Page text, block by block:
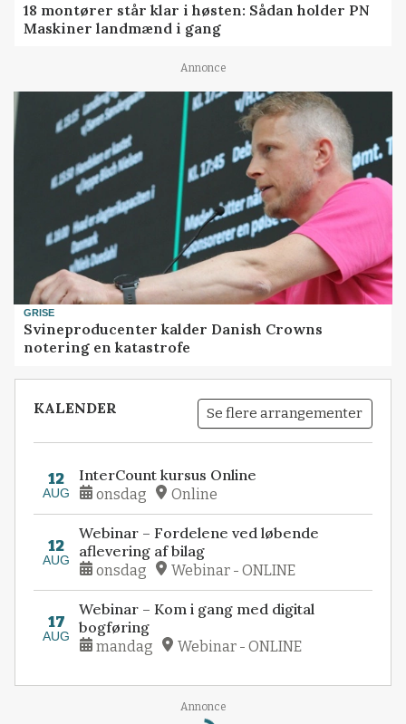
18 montører står klar i høsten: Sådan holder PN
Maskiner landmænd i gang
Annonce
GRISE
Svineproducenter kalder Danish Crowns
notering en katastrofe
KALENDER Se flere arrangementer
12
AUG
InterCount kursus Online
onsdag Online
12
AUG
Webinar – Fordelene ved løbende
aflevering af bilag
onsdag Webinar - ONLINE
17
AUG
Webinar – Kom i gang med digital
bogføring
mandag Webinar - ONLINE
Annonce